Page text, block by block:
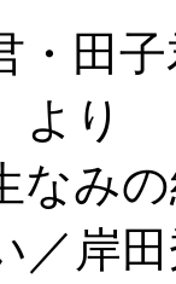
・田
より
なみ
／岸